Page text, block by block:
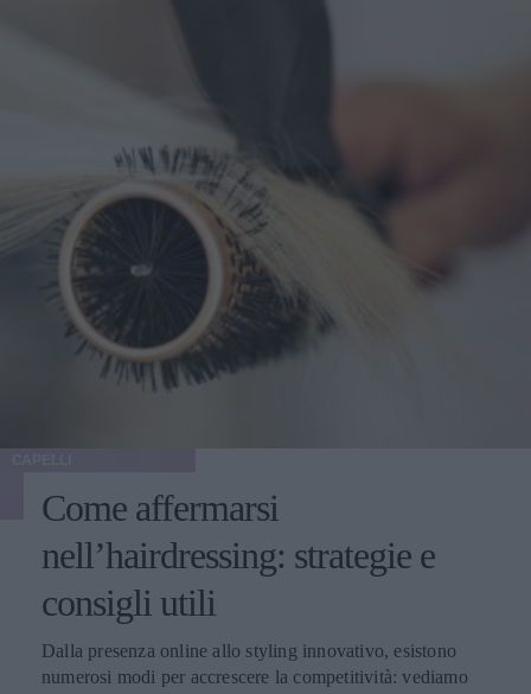
Come affermarsi
nell’hairdressing: strategie e
consigli utili
Dalla presenza online allo styling innovativo, esistono
numerosi modi per accrescere la competitività: vediamo